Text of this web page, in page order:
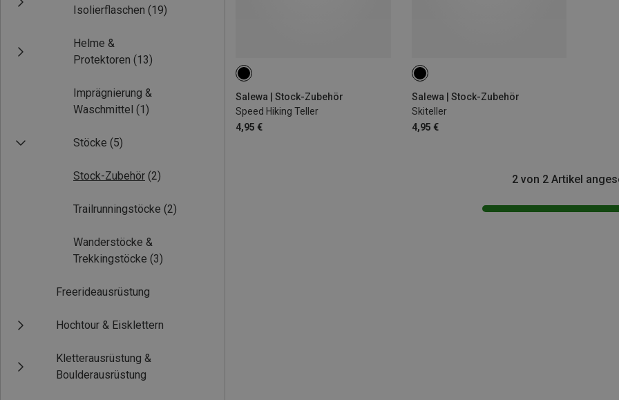
Isolierflaschen (19)
Helme &
Protektoren (13)
Imprägnierung &
Waschmittel (1)
Stöcke (5)
Stock-Zubehör (2)
Trailrunningstöcke (2)
Wanderstöcke &
Trekkingstöcke (3)
Freerideausrüstung
Hochtour & Eisklettern
Kletterausrüstung &
Boulderausrüstung
Salewa | Stock-Zubehör
Speed Hiking Teller
4,95 €
Salewa | Stock-Zubehör
Skiteller
4,95 €
2 von 2 Artikel